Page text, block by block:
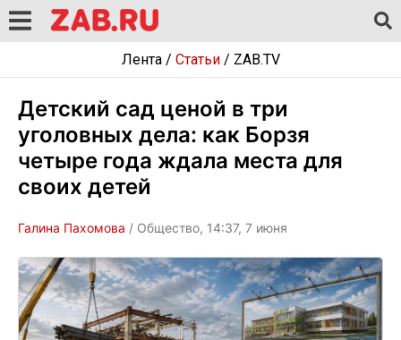
Лента/ Статьи/ ZAB.TV
Детский сад ценой в три
уголовных дела: как Борзя
четыре года ждала места для
своих детей
Галина Пахомова / Общество, 14:37, 7 июня